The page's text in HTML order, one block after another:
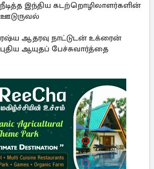
நீடித்த இந்திய கடற்றொழிலாளர்களின்
ஊடுருவல்
ரஷ்ய ஆதரவு நாட்டுடன் உக்ரைன்
புதிய ஆயுதப் பேச்சுவார்த்தை